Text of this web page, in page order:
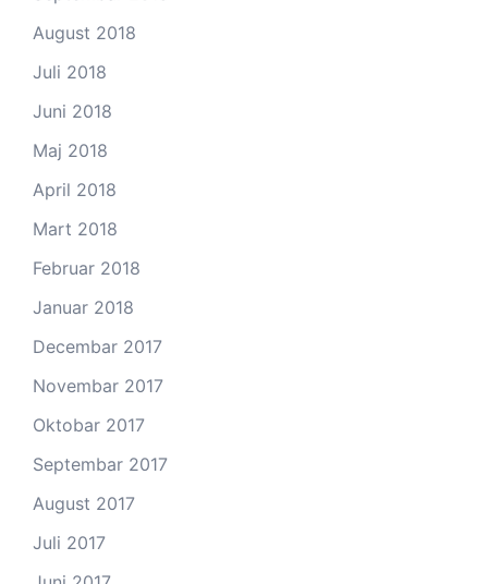
August 2018
Juli 2018
Juni 2018
Maj 2018
April 2018
Mart 2018
Februar 2018
Januar 2018
Decembar 2017
Novembar 2017
Oktobar 2017
Septembar 2017
August 2017
Juli 2017